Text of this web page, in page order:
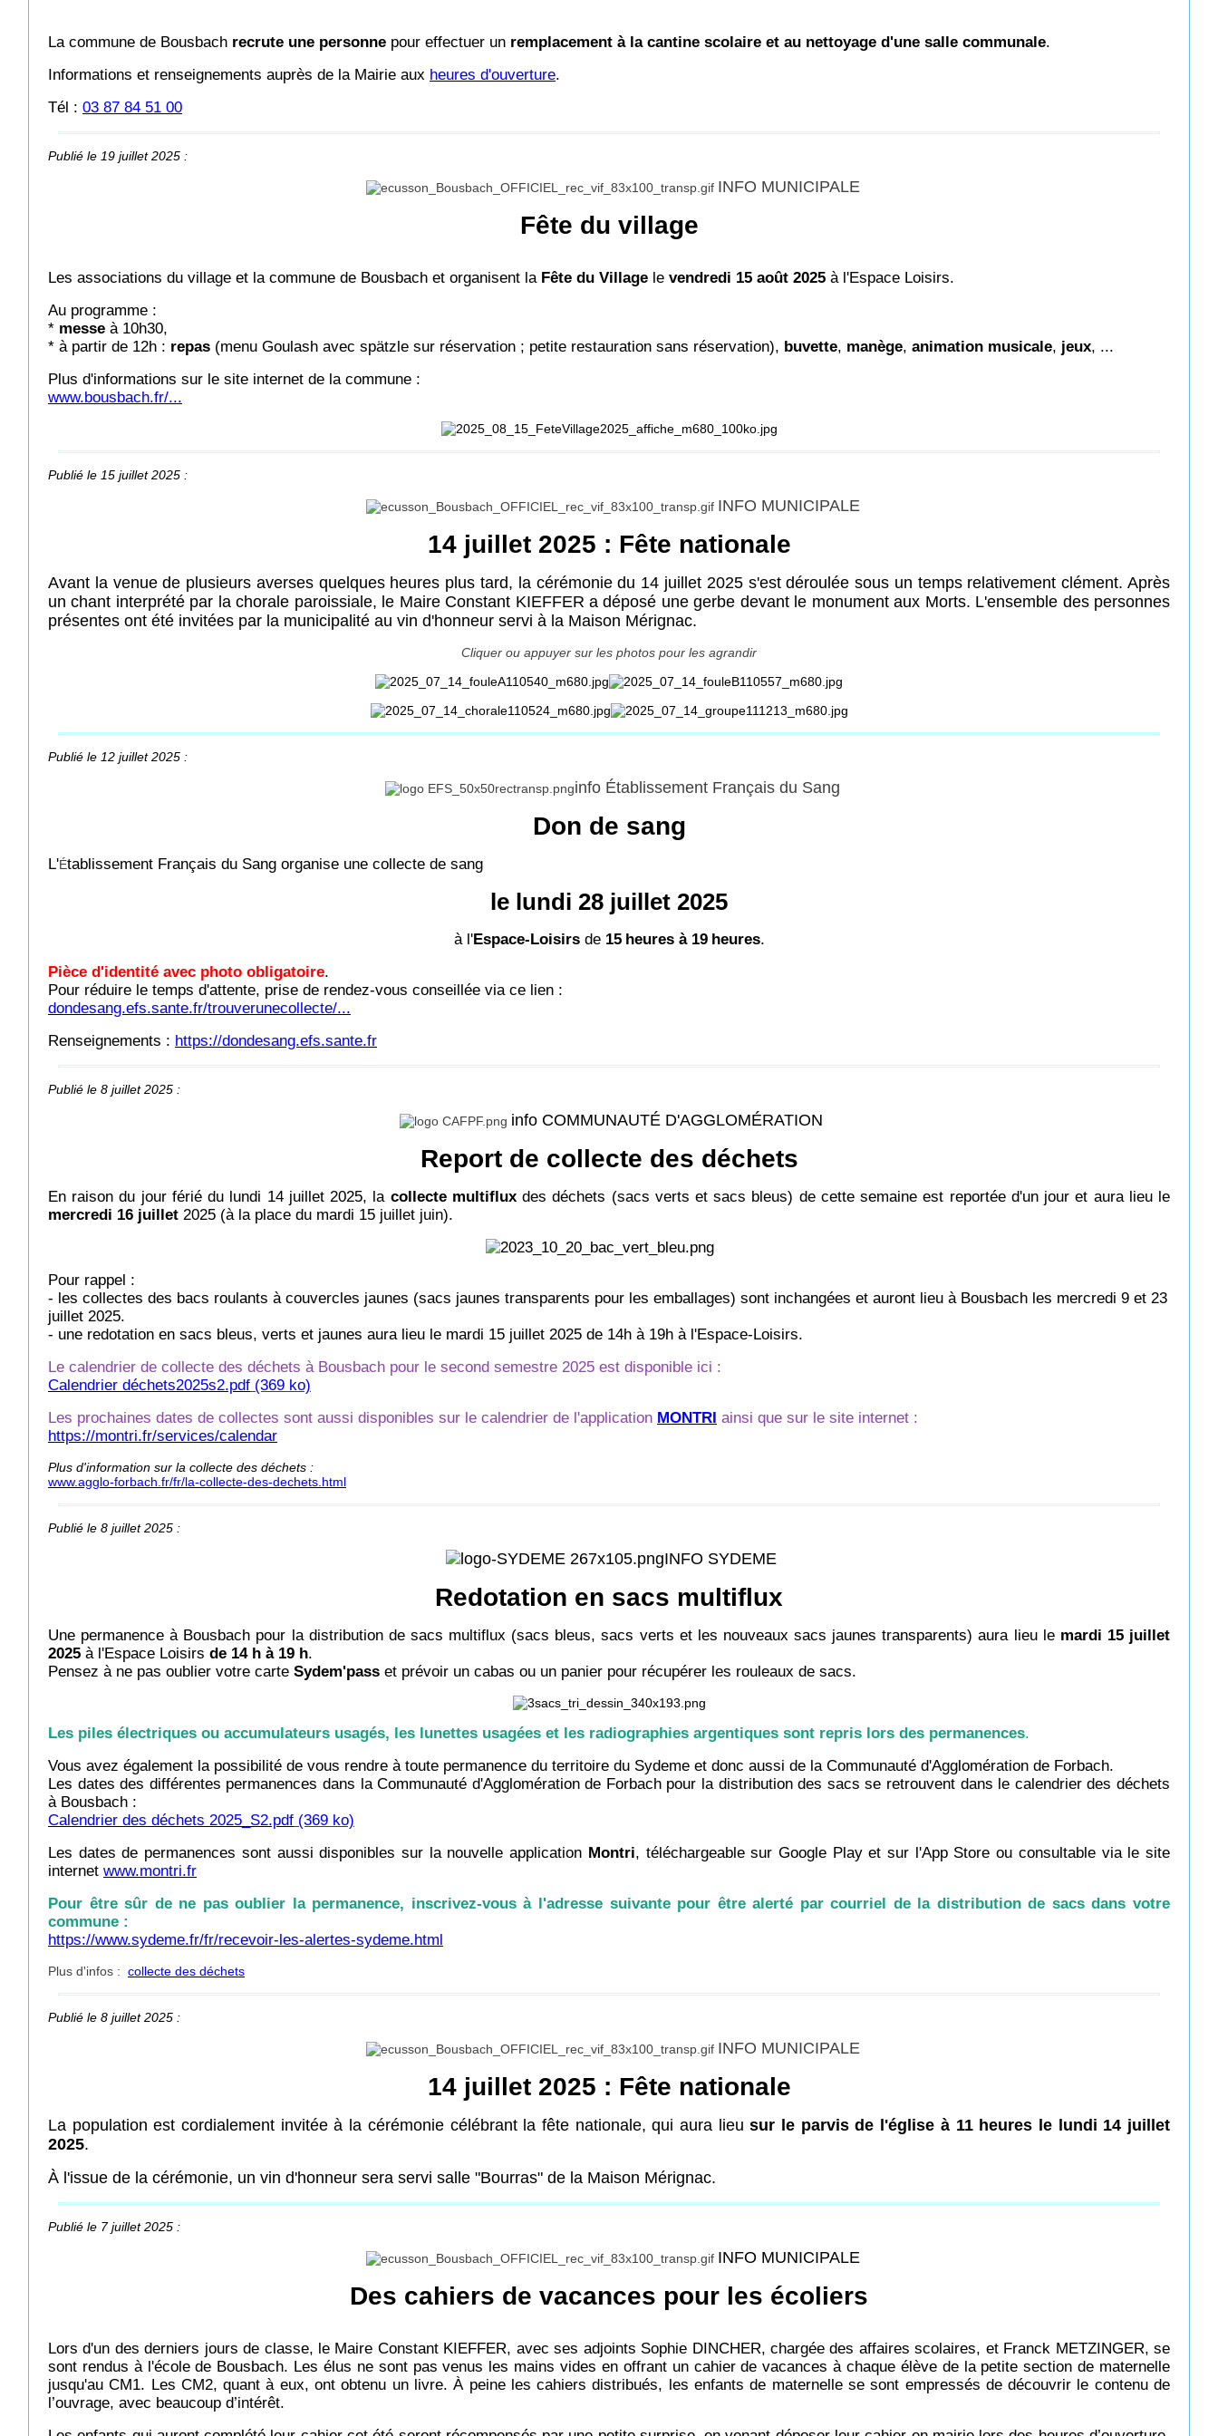
La commune de Bousbach recrute une personne pour effectuer un remplacement à la cantine scolaire et au nettoyage d'une salle communale.
Informations et renseignements auprès de la Mairie aux heures d'ouverture.
Tél : 03 87 84 51 00
Publié le 19 juillet 2025 :
INFO MUNICIPALE
Fête du village
Les associations du village et la commune de Bousbach et organisent la Fête du Village le vendredi 15 août 2025 à l'Espace Loisirs.
Au programme :
* messe à 10h30,
* à partir de 12h : repas (menu Goulash avec spätzle sur réservation ; petite restauration sans réservation), buvette, manège, animation musicale, jeux, ...
Plus d'informations sur le site internet de la commune :
www.bousbach.fr/...
Publié le 15 juillet 2025 :
INFO MUNICIPALE
14 juillet 2025 : Fête nationale
Avant la venue de plusieurs averses quelques heures plus tard, la cérémonie du 14 juillet 2025 s'est déroulée sous un temps relativement clément. Après
un chant interprété par la chorale paroissiale, le Maire Constant KIEFFER a déposé une gerbe devant le monument aux Morts. L'ensemble des personnes
présentes ont été invitées par la municipalité au vin d'honneur servi à la Maison Mérignac.
Cliquer ou appuyer sur les photos pour les agrandir
Publié le 12 juillet 2025 :
info Établissement Français du Sang
Don de sang
L'Établissement Français du Sang organise une collecte de sang
le lundi 28 juillet 2025
à l'Espace-Loisirsde 15 heures à 19 heures.
Pièce d'identité avec photo obligatoire.
Pour réduire le temps d'attente, prise de rendez-vous conseillée via ce lien :
dondesang.efs.sante.fr/trouverunecollecte/...
Renseignements : https://dondesang.efs.sante.fr
Publié le 8 juillet 2025 :
info COMMUNAUTÉ D'AGGLOMÉRATION
Report de collecte des déchets
En raison du jour férié du lundi 14 juillet 2025, la collecte multifluxdes déchets (sacs verts et sacs bleus) de cette semaine est reportée d'un jour et aura lieu le
mercredi 16 juillet 2025 (à la place du mardi 15 juillet juin).
Pour rappel :
- les collectes des bacs roulants à couvercles jaunes (sacs jaunes transparents pour les emballages) sont inchangées et auront lieu à Bousbach les mercredi 9 et 23
juillet 2025.
- une redotation en sacs bleus, verts et jaunes aura lieu le mardi 15 juillet 2025 de 14h à 19h à l'Espace-Loisirs.
Le calendrier de collecte des déchets à Bousbach pour le second semestre 2025 est disponible ici :
Calendrier déchets2025s2.pdf (369 ko)
Les prochaines dates de collectes sont aussi disponibles sur le calendrier de l'application MONTRI ainsi que sur le site internet :
https://montri.fr/services/calendar
Plus d'information sur la collecte des déchets :
www.agglo-forbach.fr/fr/la-collecte-des-dechets.html
Publié le 8 juillet 2025 :
INFO SYDEME
Redotation en sacs multiflux
Une permanence à Bousbach pour la distribution de sacs multiflux (sacs bleus, sacs verts et les nouveaux sacs jaunes transparents) aura lieu le mardi 15 juillet
2025 à l'Espace Loisirs de 14 h à 19 h.
Pensez à ne pas oublier votre carte Sydem'pass et prévoir un cabas ou un panier pour récupérer les rouleaux de sacs.
Les piles électriques ou accumulateurs usagés, les lunettes usagées et les radiographies argentiques sont repris lors des permanences.
Vous avez également la possibilité de vous rendre à toute permanence du territoire du Sydeme et donc aussi de la Communauté d'Agglomération de Forbach.
Les dates des différentes permanences dans la Communauté d'Agglomération de Forbach pour la distribution des sacs se retrouvent dans le calendrier des déchets
à Bousbach :
Calendrier des déchets 2025_S2.pdf (369 ko)
Les dates de permanences sont aussi disponibles sur la nouvelle application Montri, téléchargeable sur Google Play et sur l'App Store ou consultable via le site
internet www.montri.fr
Pour être sûr de ne pas oublier la permanence, inscrivez-vous à l'adresse suivante pour être alerté par courriel de la distribution de sacs dans votre
commune :
https://www.sydeme.fr/fr/recevoir-les-alertes-sydeme.html
Plus d'infos : collecte des déchets
Publié le 8 juillet 2025 :
INFO MUNICIPALE
14 juillet 2025 : Fête nationale
La population est cordialement invitée à la cérémonie célébrant la fête nationale, qui aura lieusur le parvis de l'église à 11 heures le lundi 14 juillet
2025.
À l'issue de la cérémonie, un vin d'honneur sera servi salle "Bourras" de la Maison Mérignac.
Publié le 7 juillet 2025 :
INFO MUNICIPALE
Des cahiers de vacances pour les écoliers
Lors d'un des derniers jours de classe, le Maire Constant KIEFFER, avec ses adjoints Sophie DINCHER, chargée des affaires scolaires, et Franck METZINGER, se
sont rendus à l'école de Bousbach. Les élus ne sont pas venus les mains vides en offrant un cahier de vacances à chaque élève de la petite section de maternelle
jusqu'au CM1. Les CM2, quant à eux, ont obtenu un livre. À peine les cahiers distribués, les enfants de maternelle se sont empressés de découvrir le contenu de
l’ouvrage, avec beaucoup d’intérêt.